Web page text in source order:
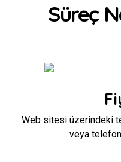
Süreç
Web sitesi üzerindeki
veya